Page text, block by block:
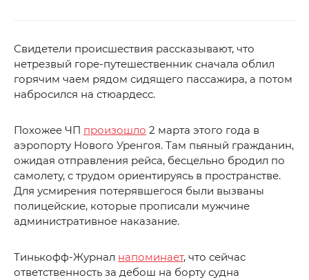
Свидетели происшествия рассказывают, что
нетрезвый горе-путешественник сначала облил
горячим чаем рядом сидящего пассажира, а потом
набросился на стюардесс.
Похожее ЧП произошло 2 марта этого года в
аэропорту Нового Уренгоя. Там пьяный гражданин,
ожидая отправления рейса, бесцельно бродил по
самолету, с трудом ориентируясь в пространстве.
Для усмирения потерявшегося были вызваны
полицейские, которые прописали мужчине
административное наказание.
Тинькофф-Журнал напоминает, что сейчас
ответственность за дебош на борту судна